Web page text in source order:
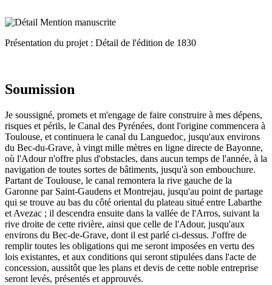
Présentation du projet : Détail de l'édition de 1830
Soumission
Je soussigné, promets et m'engage de faire construire à mes dépens,
risques et périls, le Canal des Pyrénées, dont l'origine commencera à
Toulouse, et continuera le canal du Languedoc, jusqu'aux environs
du Bec-du-Grave, à vingt mille mètres en ligne directe de Bayonne,
où l'Adour n'offre plus d'obstacles, dans aucun temps de l'année, à la
navigation de toutes sortes de bâtiments, jusqu'à son embouchure.
Partant de Toulouse, le canal remontera la rive gauche de la
Garonne par Saint-Gaudens et Montrejau, jusqu'au point de partage
qui se trouve au bas du côté oriental du plateau situé entre Labarthe
et Avezac ; il descendra ensuite dans la vallée de l'Arros, suivant la
rive droite de cette rivière, ainsi que celle de l'Adour, jusqu'aux
environs du Bec-de-Grave, dont il est parlé ci-dessus. J'offre de
remplir toutes les obligations qui me seront imposées en vertu des
lois existantes, et aux conditions qui seront stipulées dans l'acte de
concession, aussitôt que les plans et devis de cette noble entreprise
seront levés, présentés et approuvés.